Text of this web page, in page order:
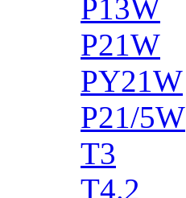
P13W
P21W
PY21W
P21/5W
T3
T4.2